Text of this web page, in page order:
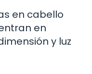
en cabello
en
y luz